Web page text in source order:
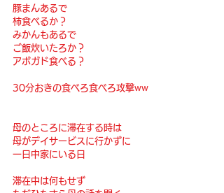
豚まんあるで
柿食べるか？
みかんもあるで
ご飯炊いたろか？
アボガド食べる？
30分おきの食べろ食べろ攻撃ww
母のところに滞在する時は
母がデイサービスに行かずに
一日中家にいる日
滞在中は何もせず